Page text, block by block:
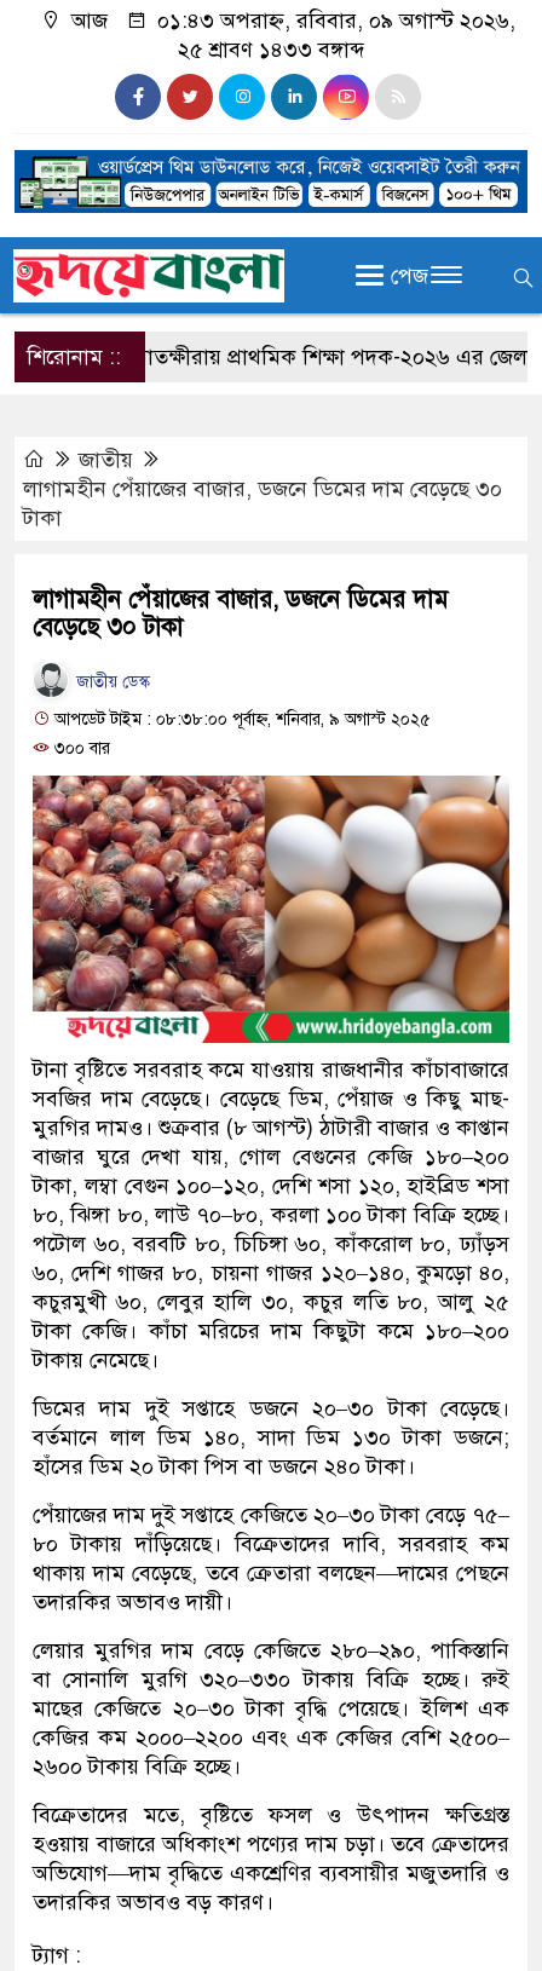
আজ
০১:৪৩ অপরাহ্ন, রবিবার, ০৯ অগাস্ট ২০২৬,
২৫ শ্রাবণ ১৪৩৩ বঙ্গাব্দ
পেজ
শিরোনাম ::
সাতক্ষীরায় প্রাথমিক শিক্ষা পদক-২০২৬ এর জেলা
জাতীয়
লাগামহীন পেঁয়াজের বাজার, ডজনে ডিমের দাম বেড়েছে ৩০
টাকা
লাগামহীন পেঁয়াজের বাজার, ডজনে ডিমের দাম
বেড়েছে ৩০ টাকা
জাতীয় ডেস্ক
আপডেট টাইম : ০৮:৩৮:০০ পূর্বাহ্ন, শনিবার, ৯ অগাস্ট ২০২৫
৩০০ বার
টানা বৃষ্টিতে সরবরাহ কমে যাওয়ায় রাজধানীর কাঁচাবাজারে
সবজির দাম বেড়েছে। বেড়েছে ডিম, পেঁয়াজ ও কিছু মাছ-
মুরগির দামও। শুক্রবার (৮ আগস্ট) ঠাটারী বাজার ও কাপ্তান
বাজার ঘুরে দেখা যায়, গোল বেগুনের কেজি ১৮০–২০০
টাকা, লম্বা বেগুন ১০০–১২০, দেশি শসা ১২০, হাইব্রিড শসা
৮০, ঝিঙ্গা ৮০, লাউ ৭০–৮০, করলা ১০০ টাকা বিক্রি হচ্ছে।
পটোল ৬০, বরবটি ৮০, চিচিঙ্গা ৬০, কাঁকরোল ৮০, ঢ্যাঁড়স
৬০, দেশি গাজর ৮০, চায়না গাজর ১২০–১৪০, কুমড়ো ৪০,
কচুরমুখী ৬০, লেবুর হালি ৩০, কচুর লতি ৮০, আলু ২৫
টাকা কেজি। কাঁচা মরিচের দাম কিছুটা কমে ১৮০–২০০
টাকায় নেমেছে।
ডিমের দাম দুই সপ্তাহে ডজনে ২০–৩০ টাকা বেড়েছে।
বর্তমানে লাল ডিম ১৪০, সাদা ডিম ১৩০ টাকা ডজনে;
হাঁসের ডিম ২০ টাকা পিস বা ডজনে ২৪০ টাকা।
পেঁয়াজের দাম দুই সপ্তাহে কেজিতে ২০–৩০ টাকা বেড়ে ৭৫–
৮০ টাকায় দাঁড়িয়েছে। বিক্রেতাদের দাবি, সরবরাহ কম
থাকায় দাম বেড়েছে, তবে ক্রেতারা বলছেন—দামের পেছনে
তদারকির অভাবও দায়ী।
লেয়ার মুরগির দাম বেড়ে কেজিতে ২৮০–২৯০, পাকিস্তানি
বা সোনালি মুরগি ৩২০–৩৩০ টাকায় বিক্রি হচ্ছে। রুই
মাছের কেজিতে ২০–৩০ টাকা বৃদ্ধি পেয়েছে। ইলিশ এক
কেজির কম ২০০০–২২০০ এবং এক কেজির বেশি ২৫০০–
২৬০০ টাকায় বিক্রি হচ্ছে।
বিক্রেতাদের মতে, বৃষ্টিতে ফসল ও উৎপাদন ক্ষতিগ্রস্ত
হওয়ায় বাজারে অধিকাংশ পণ্যের দাম চড়া। তবে ক্রেতাদের
অভিযোগ—দাম বৃদ্ধিতে একশ্রেণির ব্যবসায়ীর মজুতদারি ও
তদারকির অভাবও বড় কারণ।
ট্যাগ :